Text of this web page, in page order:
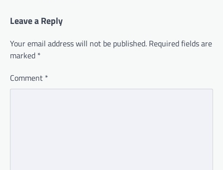
Leave a Reply
Your email address will not be published. Required fields are
marked *
Comment *